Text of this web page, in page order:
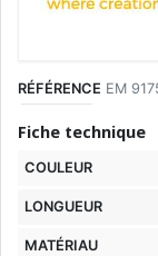
RÉFÉRENCE EM
Fiche technique
COULEUR
LONGUEUR
MATÉRIAU